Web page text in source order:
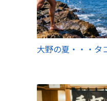
大野の夏・・・タ